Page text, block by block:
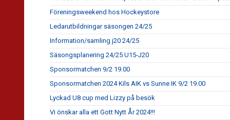
Föreningsweekend hos Hockeystore
Ledarutbildningar säsongen 24/25
Information/samling j20 24/25
Säsongsplanering 24/25 U15-J20
Sponsormatchen 9/2 19.00
Sponsormatchen 2024 Kils AIK vs Sunne IK 9/2 19.00
Lyckad U8 cup med Lizzy på besök
Vi önskar alla ett Gott Nytt År 2024!!!